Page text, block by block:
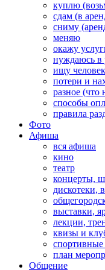
куплю
сдам (в
сниму
меняю
окажу
нуждаюсь в
ищу
потери и
разное (что
способы
правила
Фото
Афиша
вся афиша
кино
театр
концерты,
дискотеки,
выставки,
лекции,
квизы и
план
Общение